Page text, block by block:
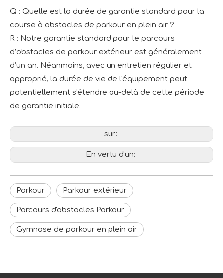
Q : Quelle est la durée de garantie standard pour la
course à obstacles de parkour en plein air ?
R : Notre garantie standard pour le parcours
d’obstacles de parkour extérieur est généralement
d’un an. Néanmoins, avec un entretien régulier et
approprié, la durée de vie de l'équipement peut
potentiellement s'étendre au-delà de cette période
de garantie initiale.
sur:
En vertu d'un:
Parkour Parkour extérieur
Parcours d'obstacles Parkour
Gymnase de parkour en plein air